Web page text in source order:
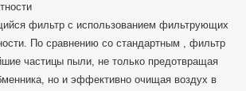
фильтр с использованием фильтрующих
По сравнению со стандартным , фильтр
частицы пыли, не только предотвращая
но и эффективно очищая воздух в